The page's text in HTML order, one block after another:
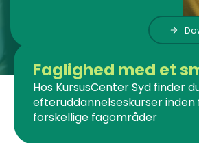
Faglighed med et
Hos KursusCenter Syd finder
efteruddannelseskurser
forskellige fagområder